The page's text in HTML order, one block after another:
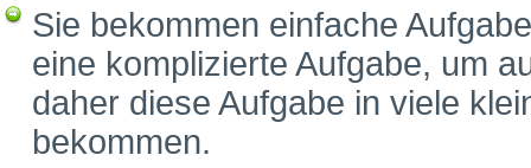
Sie bekommen einfache
eine komplizierte Aufgabe, um
daher diese Aufgabe in viele
bekommen.